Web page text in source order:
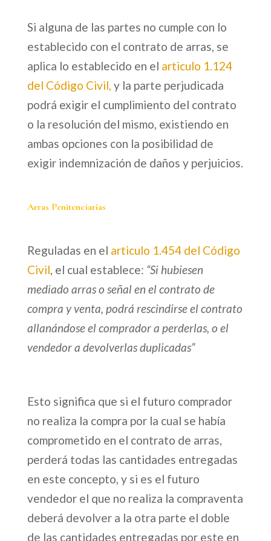
Si alguna de las partes no cumple con lo
establecido con el contrato de arras, se
aplica lo establecido en el articulo 1.124
del Código Civil, y la parte perjudicada
podrá exigir el cumplimiento del contrato
o la resolución del mismo, existiendo en
ambas opciones con la posibilidad de
exigir indemnización de daños y perjuicios.
Arras Penitenciarias
Reguladas en el articulo 1.454 del Código
Civil, el cual establece: “Si hubiesen
mediado arras o señal en el contrato de
compra y venta, podrá rescindirse el contrato
allanándose el comprador a perderlas, o el
vendedor a devolverlas duplicadas”
Esto significa que si el futuro comprador
no realiza la compra por la cual se había
comprometido en el contrato de arras,
perderá todas las cantidades entregadas
en este concepto, y si es el futuro
vendedor el que no realiza la compraventa
deberá devolver a la otra parte el doble
de las cantidades entregadas por este en